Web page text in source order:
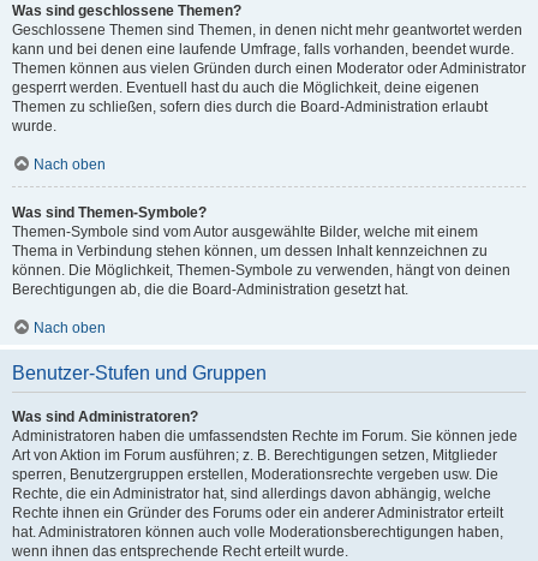
Was sind geschlossene Themen?
Geschlossene Themen sind Themen, in denen nicht mehr geantwortet werden
kann und bei denen eine laufende Umfrage, falls vorhanden, beendet wurde.
Themen können aus vielen Gründen durch einen Moderator oder Administrator
gesperrt werden. Eventuell hast du auch die Möglichkeit, deine eigenen
Themen zu schließen, sofern dies durch die Board-Administration erlaubt
wurde.
Nach oben
Was sind Themen-Symbole?
Themen-Symbole sind vom Autor ausgewählte Bilder, welche mit einem
Thema in Verbindung stehen können, um dessen Inhalt kennzeichnen zu
können. Die Möglichkeit, Themen-Symbole zu verwenden, hängt von deinen
Berechtigungen ab, die die Board-Administration gesetzt hat.
Nach oben
Benutzer-Stufen und Gruppen
Was sind Administratoren?
Administratoren haben die umfassendsten Rechte im Forum. Sie können jede
Art von Aktion im Forum ausführen; z. B. Berechtigungen setzen, Mitglieder
sperren, Benutzergruppen erstellen, Moderationsrechte vergeben usw. Die
Rechte, die ein Administrator hat, sind allerdings davon abhängig, welche
Rechte ihnen ein Gründer des Forums oder ein anderer Administrator erteilt
hat. Administratoren können auch volle Moderationsberechtigungen haben,
wenn ihnen das entsprechende Recht erteilt wurde.